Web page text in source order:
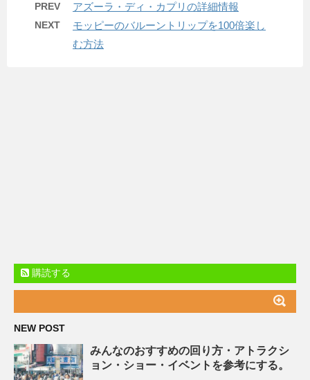
PREV アズーラ・ディ・カプリの詳細情報
NEXT
モッピーのバルーントリップを100倍楽し
む方法
購読する
NEW POST
みんなのおすすめの回り方・アトラクシ
ョン・ショー・イベントを参考にする。